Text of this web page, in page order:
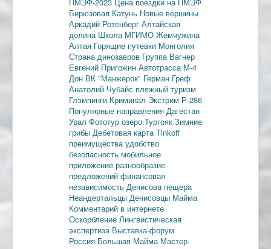
Бирюзовая Катунь Новые вершины
Аркадий Ротенберг Алтайская
долина Школа МГИМО Жемчужина
Алтая Горящие путевки Монголия
Страна динозавров Группа Вагнер
Евгений Пригожин Автотрасса М-4
Дон ВК "Манжерок" Герман Греф
Анатолий Чубайс пляжный туризм
Глэмпинги Криминал Экстрим Р-286
Популярные направления Дагестан
Урал Фототур озеро Тургояк Зимние
грибы Дебетовая карта Tinkoff
преимущества удобство
безопасность мобильное
приложение разнообразие
предложений финансовая
независимость Денисова пещера
Неандертальцы Денисовцы Майма
Комментарий в интернете
Оскорбление Лингвистическая
экспертиза Выставка-форум
Россия Большая Майма Мастер-